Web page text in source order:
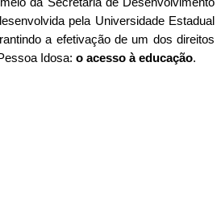
pela Universidade Estadual
a efetivação de um dos direitos
Idosa: o acesso à educação.